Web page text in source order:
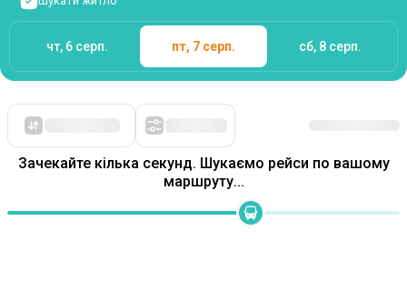
Зачекайте кілька секунд. Шукаємо рейси по вашому
маршруту...